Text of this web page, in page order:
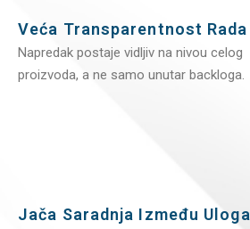
Veća Transparentnost Rada
Napredak postaje vidljiv na nivou celog
proizvoda, a ne samo unutar backloga.
Jača Saradnja Između Uloga